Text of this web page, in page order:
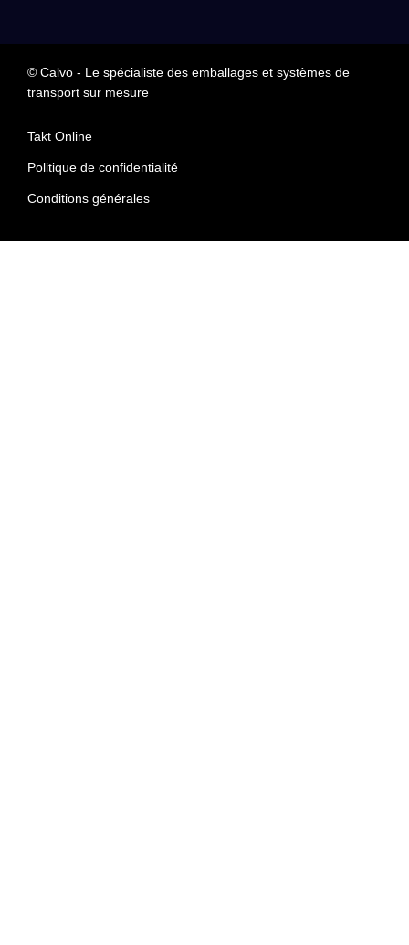
© Calvo - Le spécialiste des emballages et systèmes de
transport sur mesure
Takt Online
Politique de confidentialité
Conditions générales